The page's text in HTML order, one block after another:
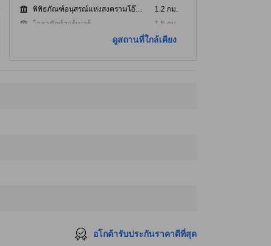
พิพิธภัณฑ์อนุสรณ์แห่งสงครามโอ๊คแลนด์
1.2 กม.
ไวอาดักท์ฮาร์เบอร์
1.5 กม.
2.0 กม.
ดูสถานที่ใกล้เคียง
อโกด้ารับประกันราคาดีที่สุด